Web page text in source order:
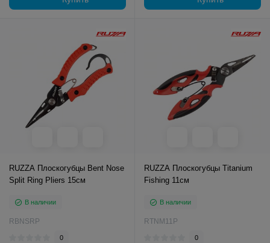
RUZZA Плоскогубцы Bent Nose
Split Ring Pliers 15см
В наличии
RBNSRP
0
RUZZA Плоскогубцы Titanium
Fishing 11см
В наличии
RTNM11P
0